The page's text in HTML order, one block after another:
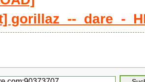
gorillaz_--_dare_-